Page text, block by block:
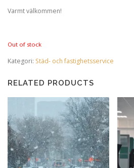
Varmt välkommen!
Out of stock
Kategori: Städ- och fastighetsservice
RELATED PRODUCTS